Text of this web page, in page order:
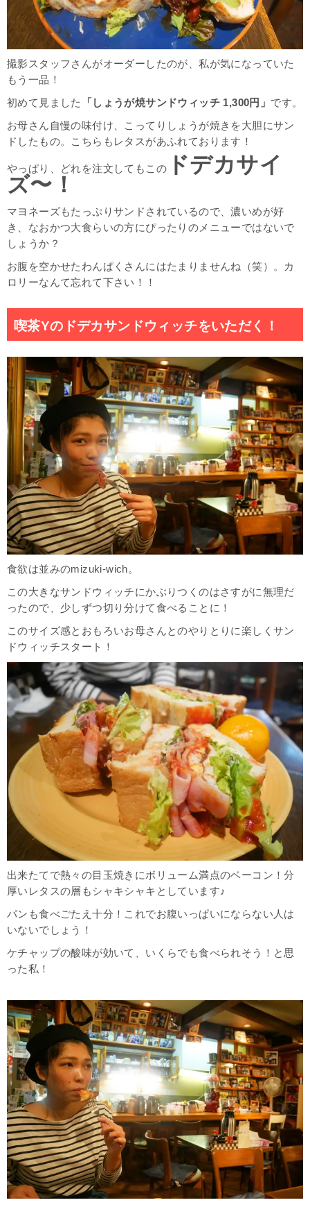
撮影スタッフさんがオーダーしたのが、私が気になっていた
もう一品！
初めて見ました 「しょうが焼サンドウィッチ 1,300円」 です。
お母さん自慢の味付け、こってりしょうが焼きを大胆にサン
ドしたもの。こちらもレタスがあふれております！
やっぱり、どれを注文してもこの
ドデカサイ
ズ〜！
マヨネーズもたっぷりサンドされているので、濃いめが好
き、なおかつ大食らいの方にぴったりのメニューではないで
しょうか？
お腹を空かせたわんぱくさんにはたまりませんね（笑）。カ
ロリーなんて忘れて下さい！！
喫茶Yのドデカサンドウィッチをいただく！
食欲は並みのmizuki-wich。
この大きなサンドウィッチにかぶりつくのはさすがに無理だ
ったので、少しずつ切り分けて食べることに！
このサイズ感とおもろいお母さんとのやりとりに楽しくサン
ドウィッチスタート！
出来たてで熱々の目玉焼きにボリューム満点のベーコン！分
厚いレタスの層もシャキシャキとしています♪
パンも食べごたえ十分！これでお腹いっぱいにならない人は
いないでしょう！
ケチャップの酸味が効いて、いくらでも食べられそう！と思
った私！